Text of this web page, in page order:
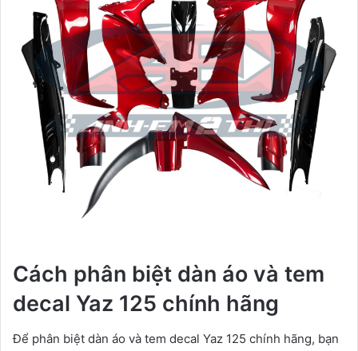
Cách phân biệt dàn áo và tem
decal Yaz 125 chính hãng
Để phân biệt dàn áo và tem decal Yaz 125 chính hãng, bạn